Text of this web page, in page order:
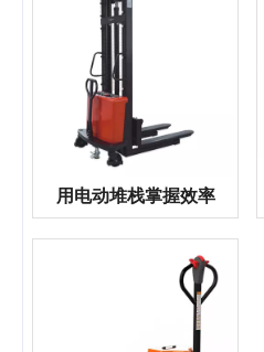
用电动堆栈掌握效率